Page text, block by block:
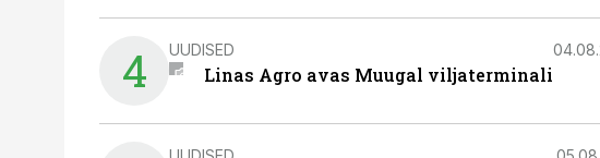
4 UUDISED
Linas Agro avas Muugal viljaterminali